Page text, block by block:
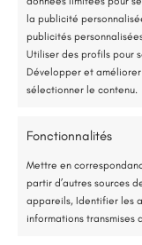
la publicité
publicités
Utiliser des profils pour
Développer et
sélectionner le contenu.
Fonctionnalités
Mettre en
partir d’autres sources
appareils, Identifier les
informations transmises
Jusqu’à